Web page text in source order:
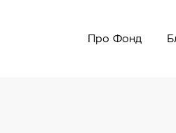
Про Фонд